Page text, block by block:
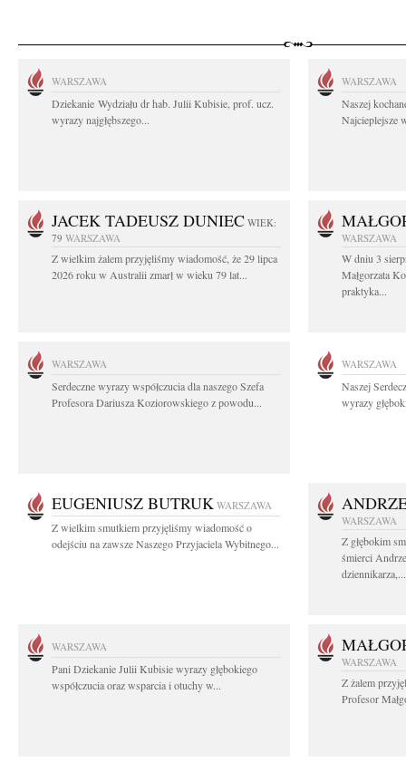
WARSZAWA
Dziekanie Wydziału dr hab. Julii Kubisie, prof. ucz.
wyrazy najgłębszego...
WARSZAWA
Naszej
Najcieplejsze
JACEK TADEUSZ DUNIEC WIEK:
79 WARSZAWA
Z wielkim żalem przyjęliśmy wiadomość, że 29 lipca
2026 roku w Australii zmarł w wieku 79 lat...
WARSZAWA
W dniu 3
Małgorzata
praktyka...
WARSZAWA
Serdeczne wyrazy współczucia dla naszego Szefa
Profesora Dariusza Koziorowskiego z powodu...
WARSZAWA
Naszej
wyrazy
EUGENIUSZ BUTRUK WARSZAWA
Z wielkim smutkiem przyjęliśmy wiadomość o
odejściu na zawsze Naszego Przyjaciela Wybitnego...
WARSZAWA
Z głębokim
śmierci
dziennikarza,...
WARSZAWA
Pani Dziekanie Julii Kubisie wyrazy głębokiego
współczucia oraz wsparcia i otuchy w...
WARSZAWA
Z żalem
Profesor